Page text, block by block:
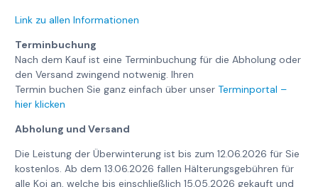
Link zu allen Informationen
Terminbuchung
Nach dem Kauf ist eine Terminbuchung für die Abholung oder
den Versand zwingend notwenig. Ihren
Termin buchen Sie ganz einfach über unserTerminportal –
hier klicken
Abholung und Versand
Die Leistung der Überwinterung ist bis zum 12.06.2026 für Sie
kostenlos. Ab dem 13.06.2026 fallen Hälterungsgebühren für
alle Koi an, welche bis einschließlich 15.05.2026 gekauft und